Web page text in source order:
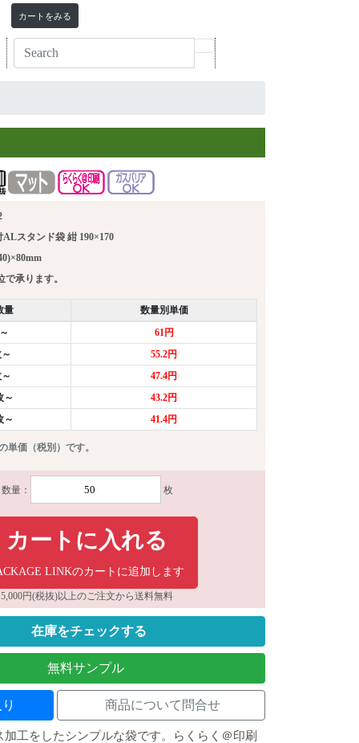
カートをみる
スタンド袋 紺 190×170
で承ります。
単価（税別）です。
量
数量別単価
61円
55.2円
47.4円
～
43.2円
～
41.4円
数量： 枚
カートに入れる
LINKのカートに追加します
5,000円(税抜)以上のご注文から送料無料
在庫をチェックする
無料サンプル
商品について問合せ
工をしたシンプルな袋です。らくらく＠印刷